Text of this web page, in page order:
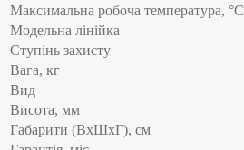
Максимальна робоча температура, °C
Модельна лінійка
Ступінь захисту
Вага, кг
Вид
Висота, мм
Габарити (ВхШхГ), см